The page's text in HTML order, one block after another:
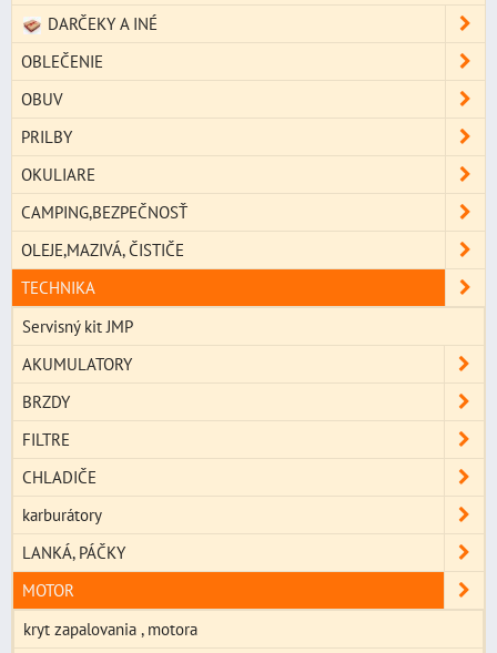
DARČEKY A INÉ
OBLEČENIE
OBUV
PRILBY
OKULIARE
CAMPING,BEZPEČNOSŤ
OLEJE,MAZIVÁ, ČISTIČE
TECHNIKA
Servisný kit JMP
AKUMULATORY
BRZDY
FILTRE
CHLADIČE
karburátory
LANKÁ, PÁČKY
MOTOR
kryt zapalovania , motora